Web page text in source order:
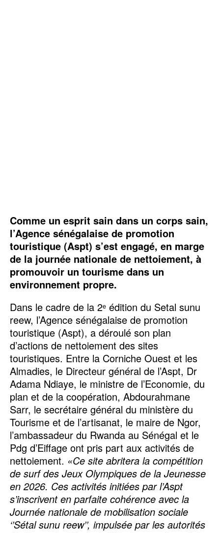
Comme un esprit sain dans un corps sain,
l’Agence sénégalaise de promotion
touristique (Aspt) s’est engagé, en marge
de la journée nationale de nettoiement, à
promouvoir un tourisme dans un
environnement propre.
Dans le cadre de la 2e édition du Setal sunu
reew, l’Agence sénégalaise de promotion
touristique (Aspt), a déroulé son plan
d’actions de nettoiement des sites
touristiques. Entre la Corniche Ouest et les
Almadies, le Directeur général de l’Aspt, Dr
Adama Ndiaye, le ministre de l’Economie, du
plan et de la coopération, Abdourahmane
Sarr, le secrétaire général du ministère du
Tourisme et de l’artisanat, le maire de Ngor,
l’ambassadeur du Rwanda au Sénégal et le
Pdg d’Eiffage ont pris part aux activités de
nettoiement. «Ce site abritera la compétition
de surf des Jeux Olympiques de la Jeunesse
en 2026. Ces activités initiées par l’Aspt
s’inscrivent en parfaite cohérence avec la
Journée nationale de mobilisation sociale
‘’Sétal sunu reew’’, impulsée par les autorités